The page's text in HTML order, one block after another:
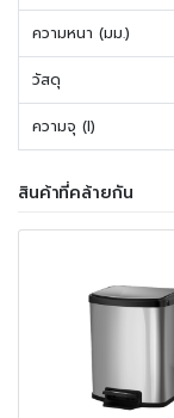
ความหนา (มม.)
วัสดุ
ความจุ (l)
สินค้าที่คล้ายกัน